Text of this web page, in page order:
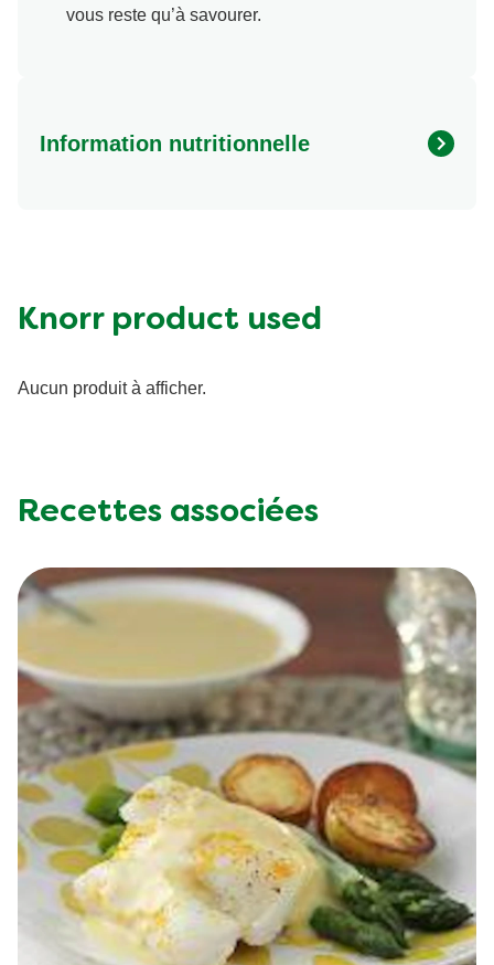
vous reste qu’à savourer.
Information nutritionnelle
Knorr product used
Aucun produit à afficher.
Recettes associées